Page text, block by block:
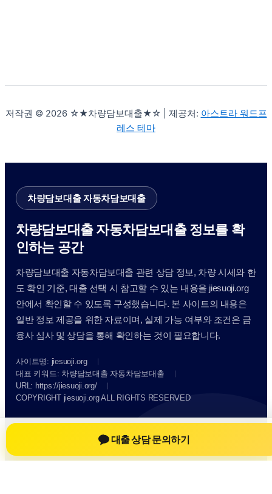
저작권 © 2026 ☆★차량담보대출★☆ | 제공처: 아스트라 워드프
레스 테마
차량담보대출 자동차담보대출
차량담보대출 자동차담보대출 정보를 확
인하는 공간
차량담보대출 자동차담보대출 관련 상담 정보, 차량 시세와 한
도 확인 기준, 대출 선택 시 참고할 수 있는 내용을 jiesuoji.org
안에서 확인할 수 있도록 구성했습니다. 본 사이트의 내용은
일반 정보 제공을 위한 자료이며, 실제 가능 여부와 조건은 금
융사 심사 및 상담을 통해 확인하는 것이 필요합니다.
사이트명: jiesuoji.org
대표 키워드: 차량담보대출 자동차담보대출
URL: https://jiesuoji.org/
COPYRIGHT jiesuoji.org ALL RIGHTS RESERVED
차량담보대출 상담 전 확인사항
대출 상담 문의하기